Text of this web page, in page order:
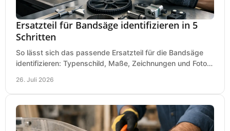
Ersatzteil für Bandsäge identifizieren in 5
Schritten
So lässt sich das passende Ersatzteil für die Bandsäge
identifizieren: Typenschild, Maße, Zeichnungen und Fotos
26. Juli 2026